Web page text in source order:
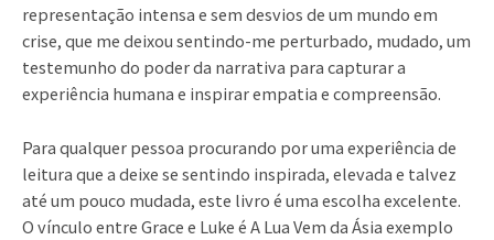
representação intensa e sem desvios de um mundo em
crise, que me deixou sentindo-me perturbado, mudado, um
testemunho do poder da narrativa para capturar a
experiência humana e inspirar empatia e compreensão.
Para qualquer pessoa procurando por uma experiência de
leitura que a deixe se sentindo inspirada, elevada e talvez
até um pouco mudada, este livro é uma escolha excelente.
O vínculo entre Grace e Luke é A Lua Vem da Ásia exemplo